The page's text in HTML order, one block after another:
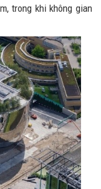
trong khi không gian